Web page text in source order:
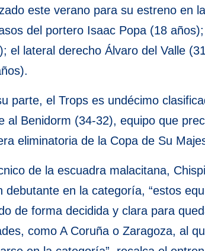
este verano para su estreno en
del portero Isaac Popa (18
el lateral derecho Álvaro del Valle
parte, el Trops es undécimo
al Benidorm (34-32), equipo que
eliminatoria de la Copa de Su
de la escuadra malacitana,
debutante en la categoría, “estos
de forma decidida y clara para
como A Coruña o Zaragoza, al